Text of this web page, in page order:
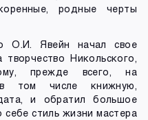
родные черты
О.И. Явейн начал свое
Никольского,
прежде всего, на
в том числе книжную,
и обратил большое
стиль жизни мастера